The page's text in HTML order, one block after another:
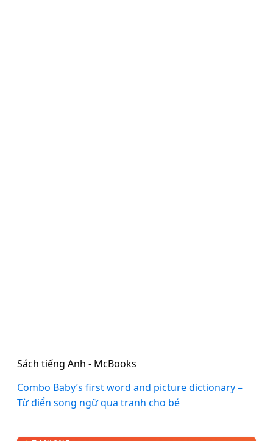
Sách tiếng Anh - McBooks
Combo Baby’s first word and picture dictionary –
Từ điển song ngữ qua tranh cho bé